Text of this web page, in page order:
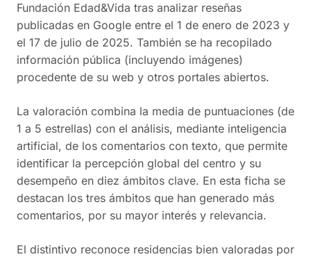
Fundación Edad&Vida tras analizar reseñas
publicadas en Google entre el 1 de enero de 2023 y
el 17 de julio de 2025. También se ha recopilado
información pública (incluyendo imágenes)
procedente de su web y otros portales abiertos.
La valoración combina la media de puntuaciones (de
1 a 5 estrellas) con el análisis, mediante inteligencia
artificial, de los comentarios con texto, que permite
identificar la percepción global del centro y su
desempeño en diez ámbitos clave. En esta ficha se
destacan los tres ámbitos que han generado más
comentarios, por su mayor interés y relevancia.
El distintivo reconoce residencias bien valoradas por